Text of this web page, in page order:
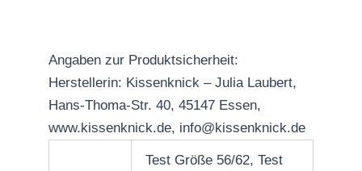
Angaben zur Produktsicherheit:
Herstellerin: Kissenknick – Julia Laubert,
Hans-Thoma-Str. 40, 45147 Essen,
www.kissenknick.de, info@kissenknick.de
Test Größe 56/62, Test